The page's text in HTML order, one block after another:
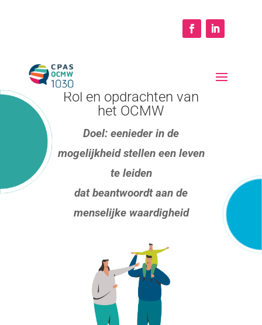
Rol en opdrachten van
het OCMW
Doel: eenieder in de
mogelijkheid stellen een leven
te leiden
dat beantwoordt aan de
menselijke waardigheid